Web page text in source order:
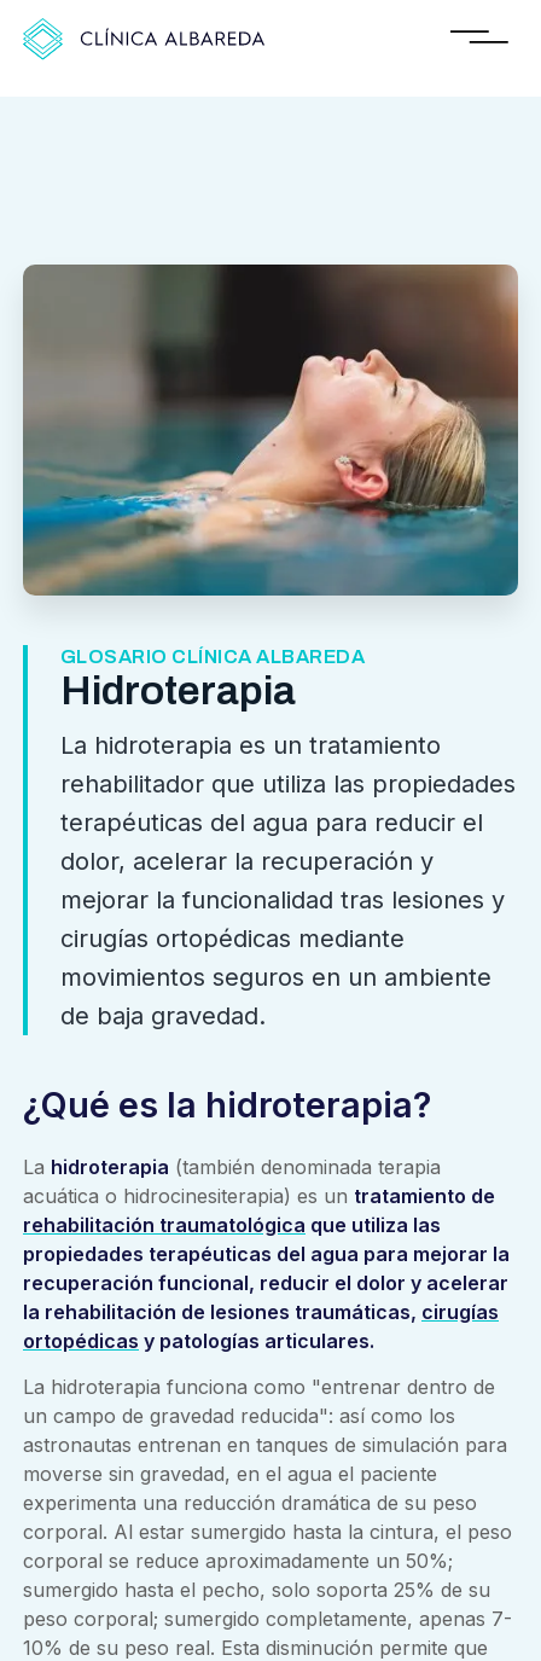
GLOSARIO CLÍNICA ALBAREDA
Hidroterapia
La hidroterapia es un tratamiento
rehabilitador que utiliza las propiedades
terapéuticas del agua para reducir el
dolor, acelerar la recuperación y
mejorar la funcionalidad tras lesiones y
cirugías ortopédicas mediante
movimientos seguros en un ambiente
de baja gravedad.
¿Qué es la hidroterapia?
La hidroterapia (también denominada terapia
acuática o hidrocinesiterapia) es un tratamiento de
rehabilitación traumatológica que utiliza las
propiedades terapéuticas del agua para mejorar la
recuperación funcional, reducir el dolor y acelerar
la rehabilitación de lesiones traumáticas, cirugías
ortopédicas y patologías articulares.
La hidroterapia funciona como "entrenar dentro de
un campo de gravedad reducida": así como los
astronautas entrenan en tanques de simulación para
moverse sin gravedad, en el agua el paciente
experimenta una reducción dramática de su peso
corporal. Al estar sumergido hasta la cintura, el peso
corporal se reduce aproximadamente un 50%;
sumergido hasta el pecho, solo soporta 25% de su
peso corporal; sumergido completamente, apenas 7-
10% de su peso real. Esta disminución permite que